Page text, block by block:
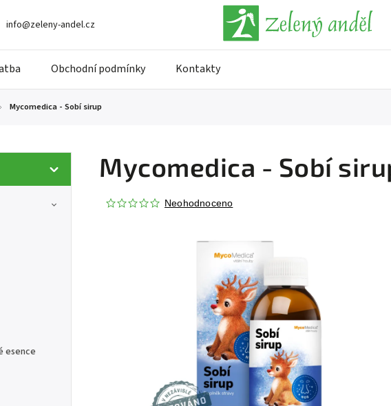
info@zeleny-andel.cz
Obchodní podmínky Kontakty
Mycomedica - Sobí sirup
esence
Mycomedica - Sobí
Neohodnoceno